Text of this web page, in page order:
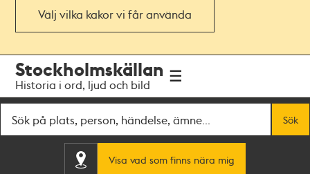
Välj vilka kakor vi får använda
navigationen
huvudinnehållet
Stockholmskällan
Historia i ord, ljud och bild
Sök
Visa vad som finns nära mig